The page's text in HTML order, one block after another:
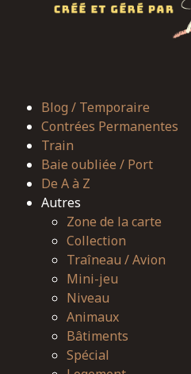
Blog / Temporaire
Contrées Permanentes
Train
Baie oubliée / Port
De A à Z
Autres
Zone de la carte
Collection
Traîneau / Avion
Mini-jeu
Niveau
Animaux
Bâtiments
Spécial